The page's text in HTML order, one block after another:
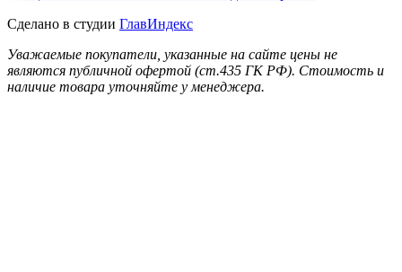
Сделано в студии ГлавИндекс
Уважаемые покупатели, указанные на сайте цены не
являются публичной офертой (ст.435 ГК РФ). Стоимость и
наличие товара уточняйте у менеджера.